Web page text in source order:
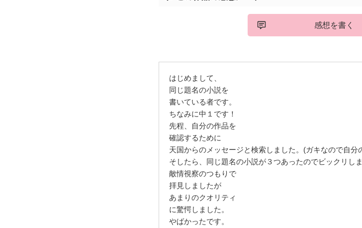
感想を書く
はじめまして、
同じ題名の小説を
書いている者です。
ちなみに中１です！
先程、自分の作品を
確認するために
天国からのメッセージと検索しました。(ガキなので自分
そしたら、同じ題名の小説が３つあったのでビックリしま
敵情視察のつもりで
拝見しましたが
あまりのクオリティ
に驚愕しました。
やばかったです。